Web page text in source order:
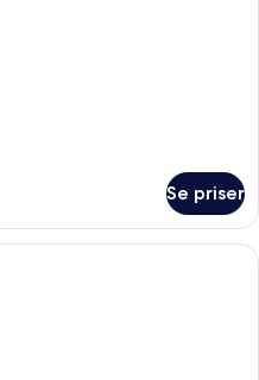
Se priser
Et hotelværelse med en stor seng,